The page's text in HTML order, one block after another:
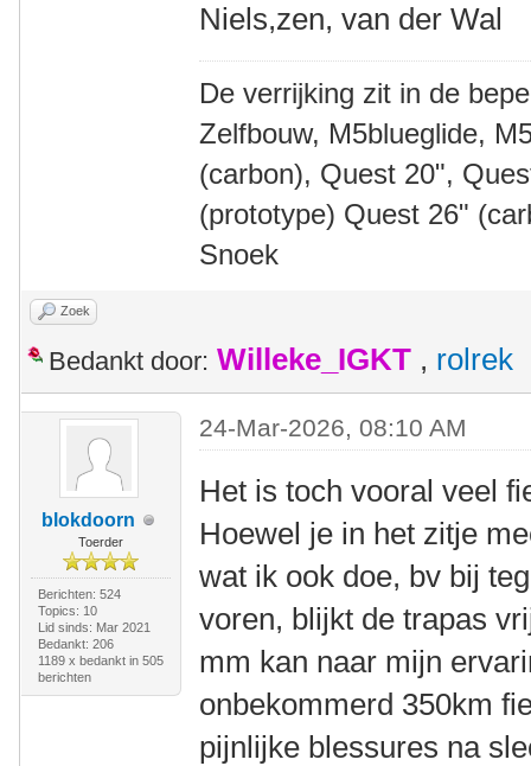
Niels,zen, van der Wal
De verrijking zit in de
Zelfbouw, M5blueglide,
(carbon), Quest 20",
(prototype) Quest 26"
Snoek
Zoek
Bedankt door: Willeke_IGKT , rolrek
blokdoorn
Toerder
Berichten: 524
Topics: 10
Lid sinds: Mar 2021
Bedankt: 206
1189 x bedankt in 505
berichten
24-Mar-2026, 08:10 AM
Het is toch vooral veel
Hoewel je in het zitje
wat ik ook doe, bv bij
voren, blijkt de trapas
mm kan naar mijn
onbekommerd 350km
pijnlijke blessures na